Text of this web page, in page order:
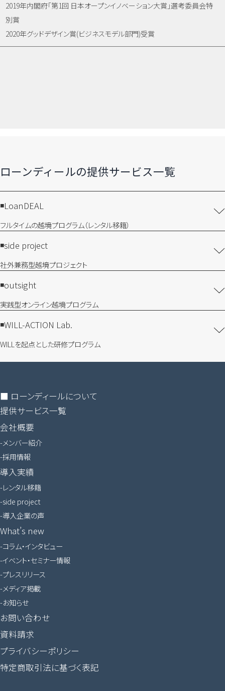
2019年内閣府「第1回 日本オープンイノベーション大賞」選考委員会特
別賞
2020年グッドデザイン賞(ビジネスモデル部門)受賞
ローンディールの​提供サービス一覧
LoanDEAL
フルタイムの越境プログラム​（レンタル移籍）
side project
社外兼務型​越境プロジェクト
outsight
実践型オンライン​越境プログラム
WILL-ACTION Lab.
WILLを​起点とした​研修プログラム
■ ローンディールに​ついて
提供サービス一覧
会社概要
メンバー紹介
採用情報
導入実績
レンタル移籍
side project
導入企業の声
What’s new
コラム・インタビュー
イベント・セミナー情報
プレスリリース
メディア掲載
お知らせ
お問い合わせ
資料請求
プライバシーポリシー
特定商取引法に基づく表記